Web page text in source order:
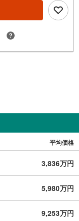
平均価格
3,836万円
5,980万円
9,253万円